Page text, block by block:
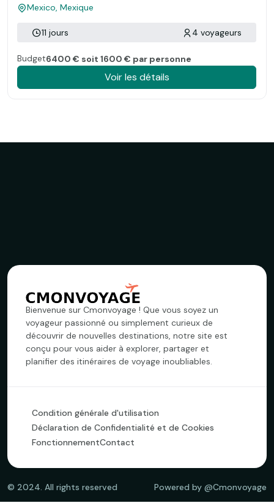
Mexico, Mexique
11 jours 4 voyageurs
Budget6400 € soit 1600 € par personne
Voir les détails
Bienvenue sur Cmonvoyage ! Que vous soyez un
voyageur passionné ou simplement curieux de
découvrir de nouvelles destinations, notre site est
conçu pour vous aider à explorer, partager et
planifier des itinéraires de voyage inoubliables.
Condition générale d'utilisation
Déclaration de Confidentialité et de Cookies
FonctionnementContact
© 2024. All rights reserved Powered by @Cmonvoyage